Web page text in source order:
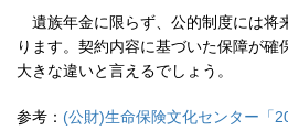
遺族年金に限らず、公的制度には将
ります。契約内容に基づいた保障が確
大きな違いと言えるでしょう。
参考： (公財)生命保険文化センター「